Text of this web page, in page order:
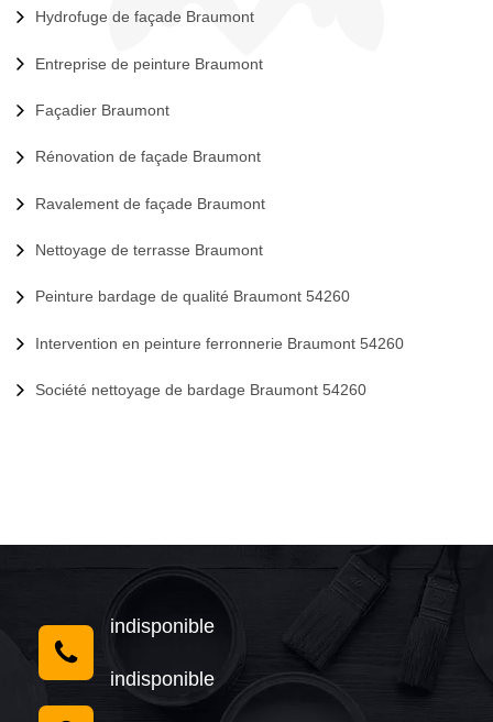
Hydrofuge de façade Braumont
Entreprise de peinture Braumont
Façadier Braumont
Rénovation de façade Braumont
Ravalement de façade Braumont
Nettoyage de terrasse Braumont
Peinture bardage de qualité Braumont 54260
Intervention en peinture ferronnerie Braumont 54260
Société nettoyage de bardage Braumont 54260
indisponible
indisponible